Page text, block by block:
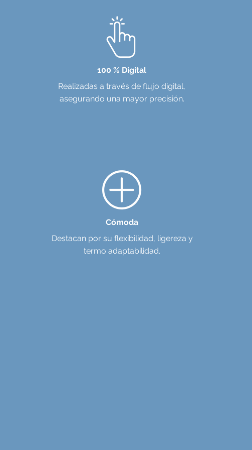
Realizadas a través de flujo digital,
asegurando una mayor precisión.
100 % Digital
Destacan por su flexibilidad, ligereza y
termo adaptabilidad.
Cómoda